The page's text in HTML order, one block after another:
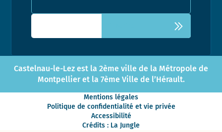
Castelnau-le-Lez est la 2ème ville de la Métropole de
Montpellier et la 7ème Ville de l’Hérault.
Mentions légales
Politique de confidentialité et vie privée
Accessibilité
Crédits : La Jungle